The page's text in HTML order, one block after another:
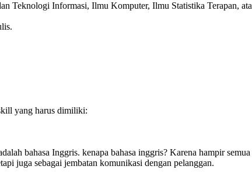
Teknologi Informasi, Ilmu Komputer, Ilmu Statistika Terapan,
yang harus dimiliki:
bahasa Inggris. kenapa bahasa inggris? Karena hampir
juga sebagai jembatan komunikasi dengan pelanggan.